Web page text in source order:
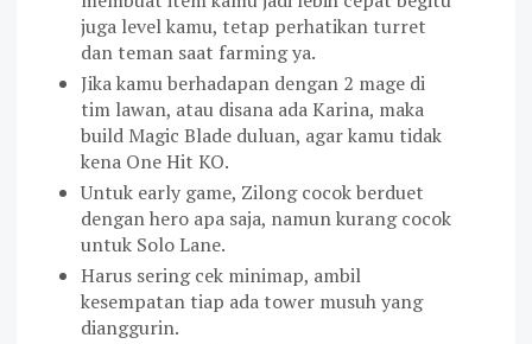
juga level kamu, tetap perhatikan turret
dan teman saat farming ya.
Jika kamu berhadapan dengan 2 mage di
tim lawan, atau disana ada Karina, maka
build Magic Blade duluan, agar kamu tidak
kena One Hit KO.
Untuk early game, Zilong cocok berduet
dengan hero apa saja, namun kurang cocok
untuk Solo Lane.
Harus sering cek minimap, ambil
kesempatan tiap ada tower musuh yang
dianggurin.